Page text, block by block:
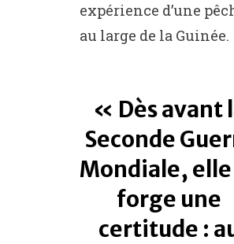
expérience d’une
au large de la Guinée.
Dès avant
Seconde
Mondiale, elle
forge une
certitude :